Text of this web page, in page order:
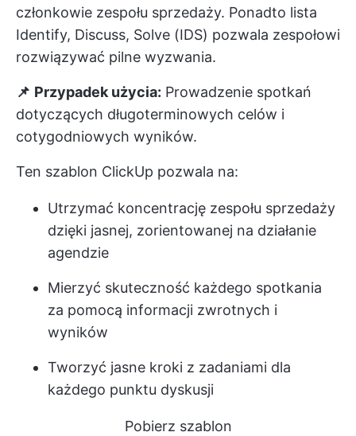
członkowie zespołu sprzedaży. Ponadto lista
Identify, Discuss, Solve (IDS) pozwala zespołowi
rozwiązywać pilne wyzwania.
📌 Przypadek użycia: Prowadzenie spotkań
dotyczących długoterminowych celów i
cotygodniowych wyników.
Ten szablon ClickUp pozwala na:
Utrzymać koncentrację zespołu sprzedaży
dzięki jasnej, zorientowanej na działanie
agendzie
Mierzyć skuteczność każdego spotkania
za pomocą informacji zwrotnych i
wyników
Tworzyć jasne kroki z zadaniami dla
każdego punktu dyskusji
Pobierz szablon